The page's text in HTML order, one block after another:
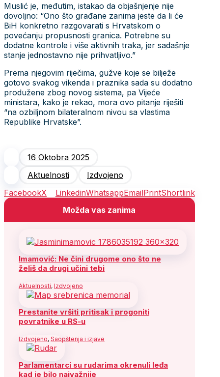
Muslić je, međutim, istakao da objašnjenje nije
dovoljno: “Ono što građane zanima jeste da li će
BiH konkretno razgovarati s Hrvatskom o
povećanju propusnosti granica. Potrebne su
dodatne kontrole i više aktivnih traka, jer sadašnje
stanje jednostavno nije prihvatljivo.”
Prema njegovim riječima, gužve koje se bilježe
gotovo svakog vikenda i praznika sada su dodatno
produžene zbog novog sistema, pa Vijeće
ministara, kako je rekao, mora ovo pitanje riješiti
“na ozbiljnom bilateralnom nivou sa vlastima
Republike Hrvatske”.
16 Oktobra 2025
Aktuelnosti
Izdvojeno
FacebookX LinkedinWhatsappEmailPrintShortlink
Možda vas zanima
Imamović: Ne čini drugome ono što ne
želiš da drugi učini tebi
Aktuelnosti, Izdvojeno
Prestanite vršiti pritisak i progoniti
povratnike u RS-u
Izdvojeno, Saopštenja i izjave
Parlamentarci su rudarima okrenuli leđa
kad je bilo najvažnije